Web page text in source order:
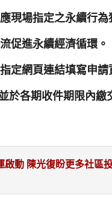
現場指定之永續行
促進永續經濟循環。
定網頁連結填寫申請
於各期收件期限內
動 陳光復盼更多社區